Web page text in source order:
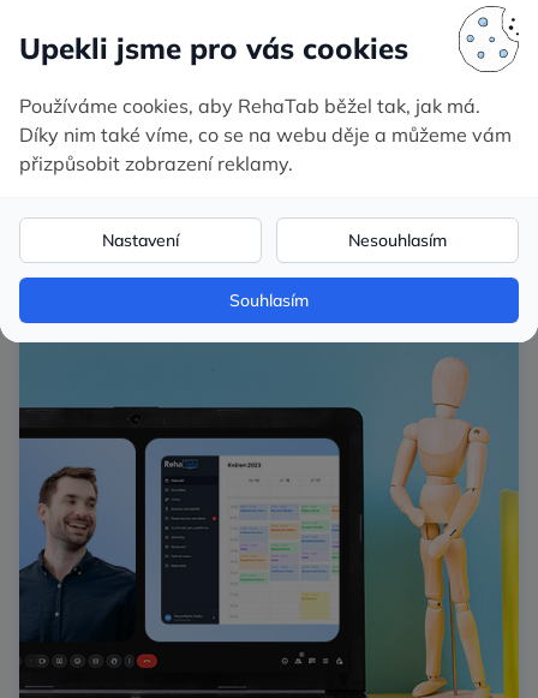
Stačí vyplnit formulář a my se vám rádi ozveme
Odpovíme vám naveškeré dotazy(i ty základní).
Vyslechneme si vaše potřeby a navrhneme
Všechny funkce RehaTabu vám
prakticky ukážeme